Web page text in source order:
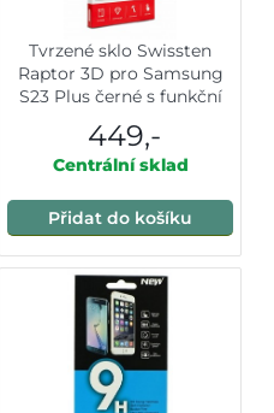
Tvrzené sklo Swissten
Raptor 3D pro Samsung
S23 Plus černé s funkční
449,-
Centrální sklad
Přidat do košíku